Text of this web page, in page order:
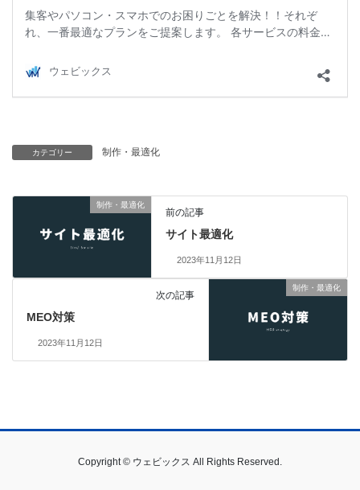
カテゴリー 制作・最適化
制作・最適化
前の記事
サイト最適化
2023年11月12日
制作・最適化
次の記事
MEO対策
2023年11月12日
Copyright © ウェビックス All Rights Reserved.